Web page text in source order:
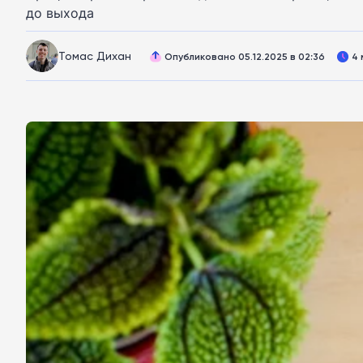
до выхода
Томас Дихан Опубликовано 05.12.2025 в 02:36 4